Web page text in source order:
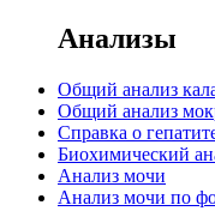
Анализы
Общий анализ
Общий анализ
Справка о
Биохимический
Анализ мочи
Анализ мочи по